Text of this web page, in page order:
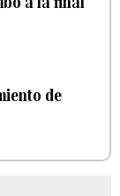
de